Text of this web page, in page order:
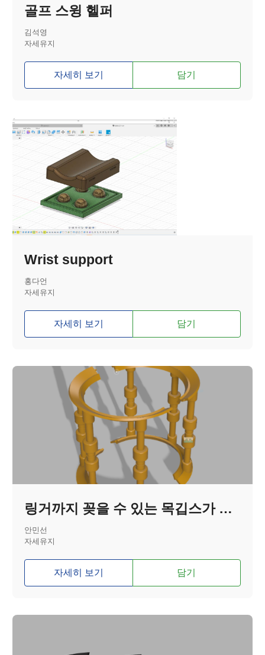
골프 스윙 헬퍼
김석영
자세유지
자세히 보기 담기
Wrist support
홍다언
자세유지
자세히 보기 담기
링거까지 꽂을 수 있는 목깁스가 개발되었다고요?
안민선
자세유지
자세히 보기 담기